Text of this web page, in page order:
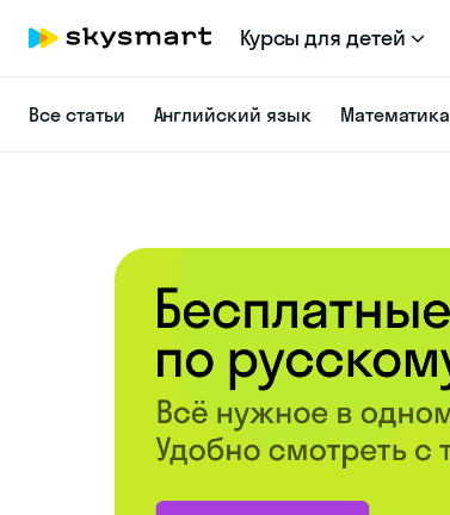
Курсы для детей
Все статьи Английский язык Математика